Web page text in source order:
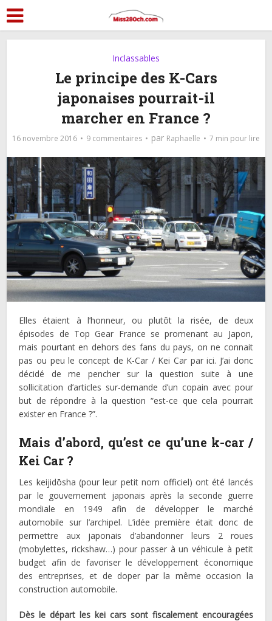
Inclassables
Le principe des K-Cars
japonaises pourrait-il
marcher en France ?
16 novembre 2016 9 commentaires par Raphaelle 7 min pour lire
Elles étaient à l’honneur, ou plutôt la risée, de deux
épisodes de Top Gear France se promenant au Japon,
mais pourtant en dehors des fans du pays, on ne connait
pas ou peu le concept de K-Car / Kei Car par ici. J’ai donc
décidé de me pencher sur la question suite à une
sollicitation d’articles sur-demande d’un copain avec pour
but de répondre à la question “est-ce que cela pourrait
exister en France ?”.
Mais d’abord, qu’est ce qu’une k-car /
Kei Car ?
Les keijidōsha (pour leur petit nom officiel) ont été lancés
par le gouvernement japonais après la seconde guerre
mondiale en 1949 afin de développer le marché
automobile sur l’archipel. L’idée première était donc de
permettre aux japonais d’abandonner leurs 2 roues
(mobylettes, rickshaw…) pour passer à un véhicule à petit
budget afin de favoriser le développement économique
des entreprises, et de doper par la même occasion la
construction automobile.
Dès le départ les kei cars sont fiscalement encouragées